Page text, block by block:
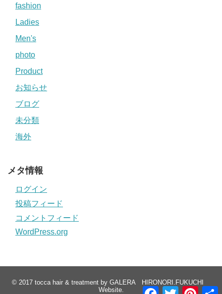
fashion
Ladies
Men's
photo
Product
お知らせ
ブログ
未分類
海外
メタ情報
ログイン
投稿フィード
コメントフィード
WordPress.org
© 2017 tocca hair & treatment by GALERA HIRONORI.FUKUCHI
Website.
F
T
P